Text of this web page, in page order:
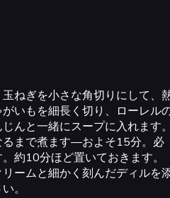
ねぎを小さな角切りにして、
いもを細長く切り、ローレル
んと一緒にスープに入れます
るまで煮ます—およそ15分。必
約10分ほど置いておきます。
ームと細かく刻んだディルを
。